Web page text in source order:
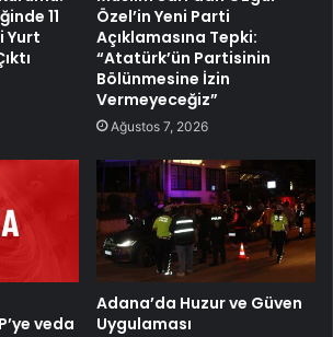
11
Yurt
Özel’in Yeni Parti
Açıklamasına Tepki:
“Atatürk’ün Partisinin
Bölünmesine İzin
Vermeyeceğiz”
Ağustos 7, 2026
veda
Adana’da Huzur ve Güven
Uygulaması